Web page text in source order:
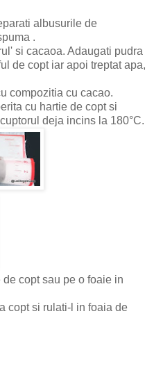
albusurile de
.
si cacaoa. Adaugati pudra
de copt iar apoi treptat apa,
compozitia cu cacao.
cu hartie de copt si
deja incins la 180°C.
copt sau pe o foaie in
copt si rulati-l in foaia de